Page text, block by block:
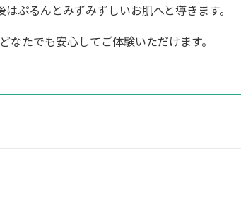
ぷるんとみずみずしいお肌へと導きます。
たでも安心してご体験いただけます。